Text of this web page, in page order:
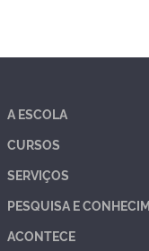
A ESCOLA
CURSOS
SERVIÇOS
PESQUISA E
ACONTECE